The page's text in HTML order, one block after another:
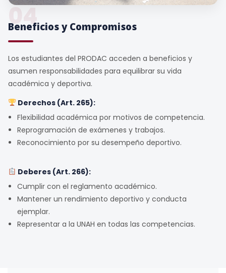
04
Beneficios y Compromisos
Los estudiantes del PRODAC acceden a beneficios y
asumen responsabilidades para equilibrar su vida
académica y deportiva.
Derechos (Art. 265):
Flexibilidad académica por motivos de competencia.
Reprogramación de exámenes y trabajos.
Reconocimiento por su desempeño deportivo.
Deberes (Art. 266):
Cumplir con el reglamento académico.
Mantener un rendimiento deportivo y conducta
ejemplar.
Representar a la UNAH en todas las competencias.